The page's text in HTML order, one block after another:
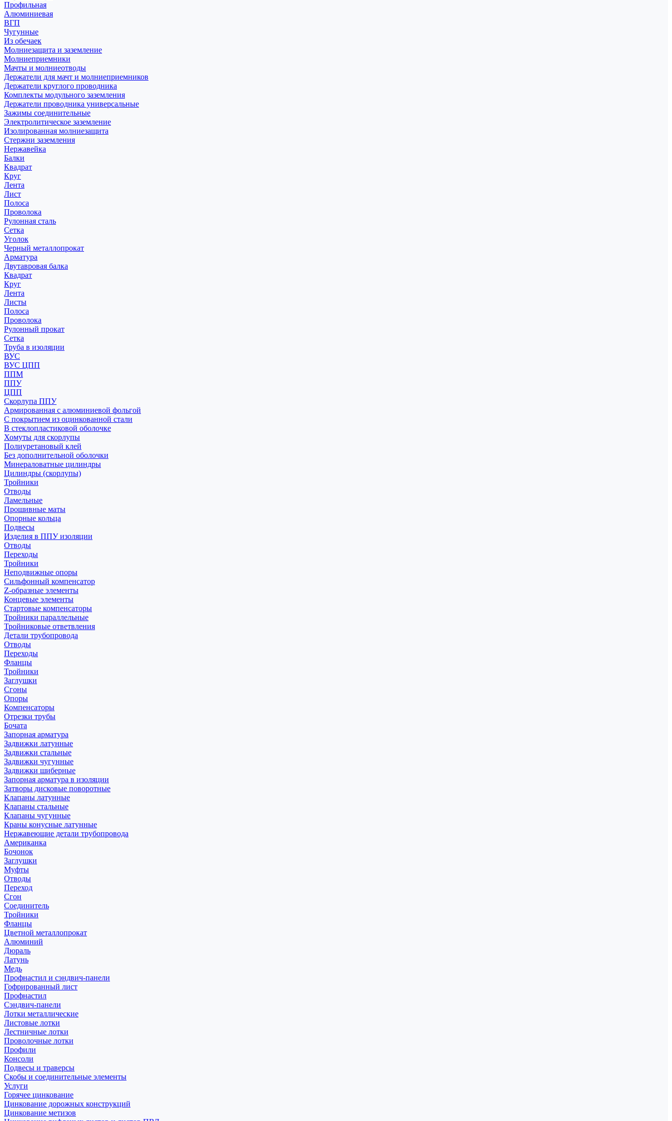
Профильная
Алюминиевая
ВГП
Чугунные
Из обечаек
Молниезащита и заземление
Молниеприемники
Мачты и молниеотводы
Держатели для мачт и молниеприемников
Держатели круглого проводника
Комплекты модульного заземления
Держатели проводника универсальные
Зажимы соединительные
Электролитическое заземление
Изолированная молниезащита
Стержни заземления
Нержавейка
Балки
Квадрат
Круг
Лента
Лист
Полоса
Проволока
Рулонная сталь
Сетка
Уголок
Черный металлопрокат
Арматура
Двутавровая балка
Квадрат
Круг
Лента
Листы
Полоса
Проволока
Рулонный прокат
Сетка
Труба в изоляции
ВУС
ВУС ЦПП
ППМ
ППУ
ЦПП
Скорлупа ППУ
Армированная с алюминиевой фольгой
С покрытием из оцинкованной стали
В стеклопластиковой оболочке
Хомуты для скорлупы
Полиуретановый клей
Без дополнительной оболочки
Минераловатные цилиндры
Цилиндры (скорлупы)
Тройники
Отводы
Ламельные
Прошивные маты
Опорные кольца
Подвесы
Изделия в ППУ изоляции
Отводы
Переходы
Тройники
Неподвижные опоры
Cильфонный компенсатор
Z-образные элементы
Концевые элементы
Стартовые компенсаторы
Тройники параллельные
Тройниковые ответвления
Детали трубопровода
Отводы
Переходы
Фланцы
Тройники
Заглушки
Сгоны
Опоры
Компенсаторы
Отрезки трубы
Бочата
Запорная арматура
Задвижки латунные
Задвижки стальные
Задвижки чугунные
Задвижки шиберные
Запорная арматура в изоляции
Затворы дисковые поворотные
Клапаны латунные
Клапаны стальные
Клапаны чугунные
Краны конусные латунные
Нержавеющие детали трубопровода
Американка
Бочонок
Заглушки
Муфты
Отводы
Переход
Сгон
Соединитель
Тройники
Фланцы
Цветной металлопрокат
Алюминий
Дюраль
Латунь
Медь
Профнастил и сэндвич-панели
Гофрированный лист
Профнастил
Сэндвич-панели
Лотки металлические
Листовые лотки
Лестничные лотки
Проволочные лотки
Профили
Консоли
Подвесы и траверсы
Скобы и соединительные элементы
Услуги
Горячее цинкование
Цинкование дорожных конструкций
Цинкование метизов